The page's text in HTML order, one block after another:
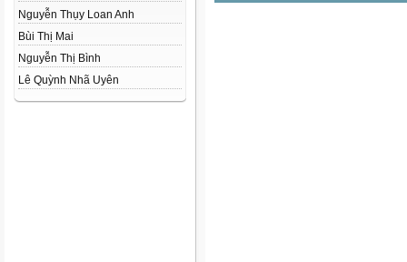
Nguyễn Thụy Loan Anh
Bùi Thị Mai
Nguyễn Thị Bình
Lê Quỳnh Nhã Uyên